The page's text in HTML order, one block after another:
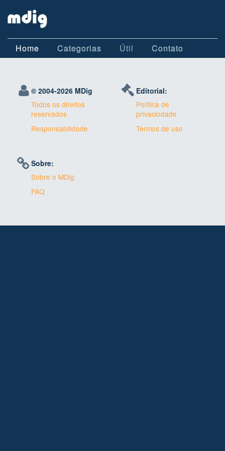
Home Categorias Útil Contato
© 2004-2026 MDig
Todos os direitos
reservados
Responsabilidade
Editorial:
Política de
privaciodade
Termos de uso
Sobre:
Sobre o MDig
FAQ